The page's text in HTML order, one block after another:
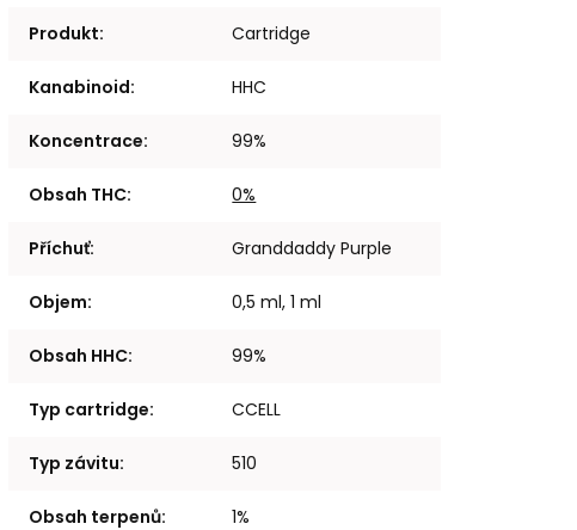
Produkt: Cartridge
Kanabinoid: HHC
Koncentrace: 99%
Obsah THC: 0%
Příchuť: Granddaddy Purple
Objem: 0,5 ml, 1 ml
Obsah HHC: 99%
Typ cartridge: CCELL
Typ závitu: 510
Obsah terpenů: 1%